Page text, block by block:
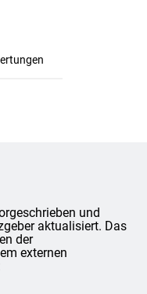
und
aktualisiert. Das
der
externen